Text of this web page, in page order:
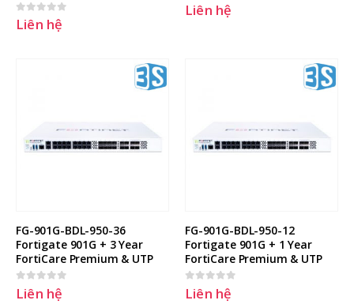
0 out of 5
Liên hệ
0 out of 5
Liên hệ
FG-901G-BDL-950-36
Fortigate 901G + 3 Year
FortiCare Premium & UTP
0 out of 5
Liên hệ
FG-901G-BDL-950-12
Fortigate 901G + 1 Year
FortiCare Premium & UTP
0 out of 5
Liên hệ